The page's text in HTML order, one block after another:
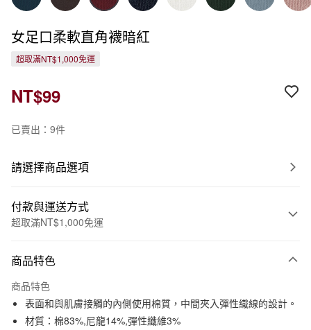
女足口柔軟直角襪暗紅
超取滿NT$1,000免運
NT$99
已賣出：9件
請選擇商品選項
付款與運送方式
超取滿NT$1,000免運
信用卡一次付款
信用卡分期付款
3 期 0 利率 每期NT$33
商品特色
商品特色
表面和與肌膚接觸的內側使用棉質，中間夾入彈性織線的設計。
材質：棉83%,尼龍14%,彈性纖維3%